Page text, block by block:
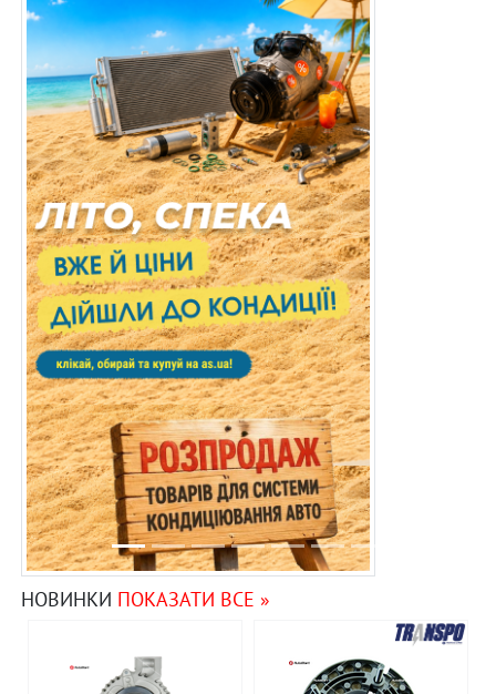
НОВИНКИ ПОКАЗАТИ ВСЕ »